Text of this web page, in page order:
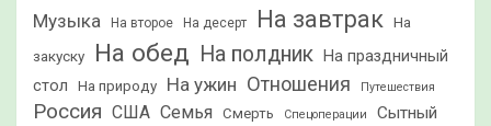
Музыка На второе На десерт На завтрак На
закуску На обед На полдник На праздничный
стол
На природу На ужин Отношения Путешествия
Россия США Семья Смерть Спецоперации
Сытный